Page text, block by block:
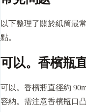
以下整理了關於紙筒最
點。
可以。香檳瓶
可以。香檳瓶直徑約
容納。需注意香檳瓶口